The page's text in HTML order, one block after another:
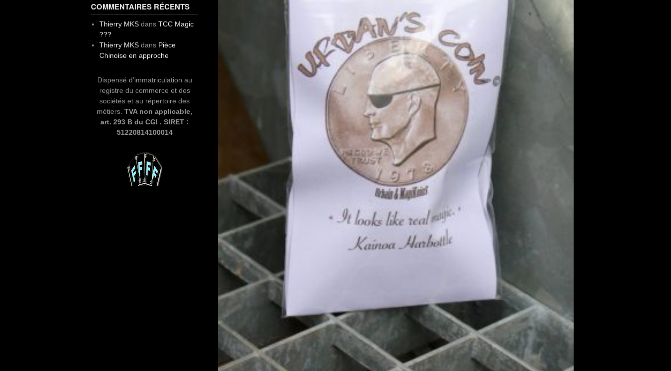
COMMENTAIRES RÉCENTS
Thierry MKSdans TCC Magic
???
Thierry MKSdans Pièce
Chinoise en approche
Dispensé d’immatriculation au
registre du commerce et des
sociétés et au répertoire des
métiers. TVA non applicable,
art. 293 B du CGI . SIRET :
51220814100014